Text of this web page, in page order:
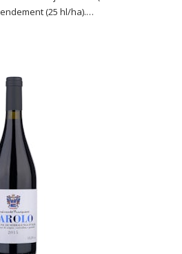
(25 hl/ha).
veel concentratie,